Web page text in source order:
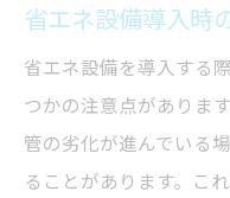
省エネ設備導入時
省エネ設備を導入する
つかの注意点がありま
管の劣化が進んでいる
ることがあります。こ